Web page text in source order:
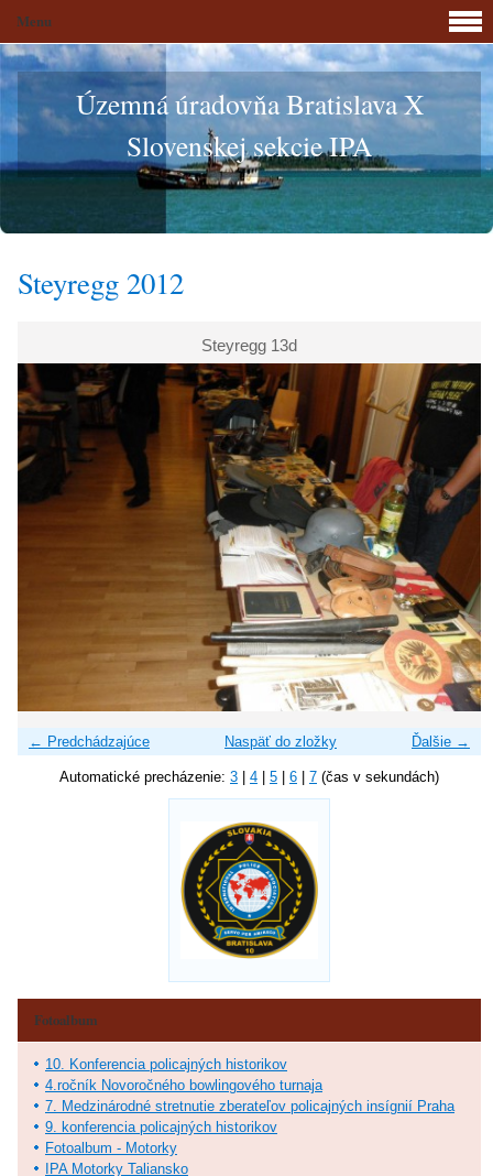
Územná úradovňa Bratislava X
Slovenskej sekcie IPA
Steyregg 2012
Steyregg 13d
← Predchádzajúce Ďalšie →
Naspäť do zložky
Automatické precházenie: 3 4 5 6 7 (čas v sekundách)
Menu
Fotoalbum
10. Konferencia policajných historikov
4.ročník Novoročného bowlingového turnaja
7. Medzinárodné stretnutie zberateľov policajných insígnií Praha
9. konferencia policajných historikov
Fotoalbum - Motorky
IPA Motorky Taliansko